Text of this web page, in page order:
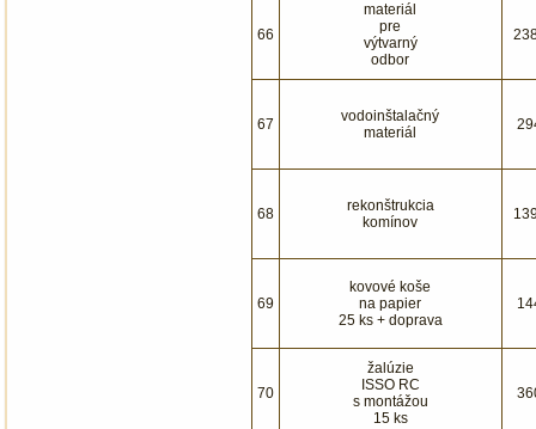
66
materiál
pre
výtvarný
odbor
67
vodoinštalačný
materiál
68
rekonštrukcia
komínov
69
kovové koše
na papier
25 ks + doprava
70
žalúzie
ISSO RC
s montážou
15 ks